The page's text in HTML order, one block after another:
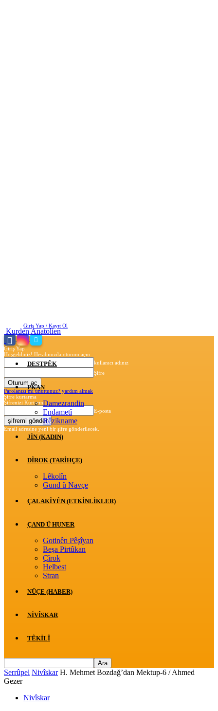
Giriş Yap / Kayıt Ol
Giriş Yap
Hoşgeldiniz! Hesabınızda oturum açın.
kullanıcı adınız
Şifre
Parolanızı mı unuttunuz? yardım almak
Şifre kurtarma
Şifrenizi Kurtarın
E-posta
Email adresine yeni bir şifre gönderilecek.
Kurden Anatolien
DESTPÊK
PKAN
Damezrandin
Endametî
Rêzikname
JİN (KADIN)
DÎROK (TARİHÇE)
Lêkolîn
Gund û Navçe
ÇALAKÎYÊN (ETKINLIKLER)
ÇAND Û HUNER
Gotinên Pêşîyan
Beşa Pirtûkan
Çîrok
Helbest
Stran
NÛÇE (HABER)
NIVÎSKAR
TÊKILÎ
Serrûpel Nivîskar H. Mehmet Bozdağ’dan Mektup-6 / Ahmed
Gezer
Nivîskar